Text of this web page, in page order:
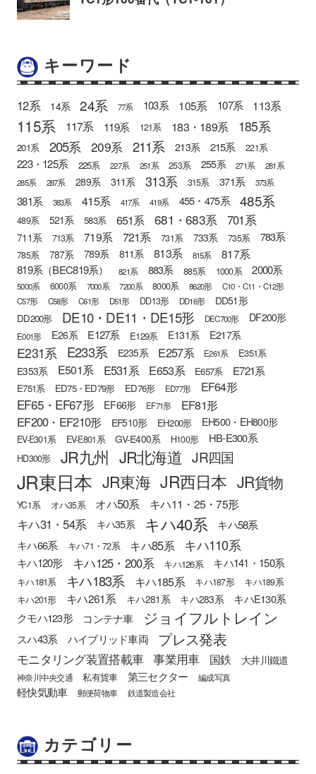
キーワード
12系 14系 24系 77系 103系 105系 107系 113系
115系 117系 119系 121系 183・189系 185系
201系 205系 209系 211系 213系 215系 221系
223・125系 225系 227系 251系 253系 255系 271系
281系
285系
287系 289系 311系 313系 315系 371系 373系
381系 383系 415系 417系 419系 455・475系 485系
489系 521系 583系 651系 681・683系 701系
711系 713系 719系 721系 731系 733系 735系 783系
785系 787系 789系 811系 813系 815系 817系
819系（BEC819系） 821系 883系 885系 1000系 2000系
5000系 6000系 7000系 7200系 8000系 8620形
C10・C11・C12形
C57形
C58形 C61形 D51形 DD13形 DD16形 DD51形
DD200形 DE10・DE11・DE15形 DEC700形 DF200形
E001形 E26系 E127系 E129系 E131系 E217系
E231系 E233系 E235系 E257系 E261系 E351系
E353系 E501系 E531系 E653系 E657系 E721系
E751系 ED75・ED79形 ED76形 ED77形 EF64形
EF65・EF67形 EF66形 EF71形
EF81形
EF200・EF210形
EF510形 EH200形 EH500・EH800形
EV-E301系 EV-E801系 GV-E400系 H100形 HB-E300系
HD300形 JR九州 JR北海道 JR四国
JR東日本 JR東海 JR西日本 JR貨物
YC1系 オハ35系 オハ50系 キハ11・25・75形
キハ31・54系 キハ35系 キハ40系 キハ58系
キハ66系 キハ71・72系 キハ85系 キハ110系
キハ120形 キハ125・200系 キハ126系 キハ141・150系
キハ181系 キハ183系 キハ185系 キハ187形
キハ189系
キハ201形
キハ261系 キハ281系 キハ283系
キハE130系
クモハ123形
コンテナ車 ジョイフルトレイン
スハ43系 ハイブリッド車両 プレス発表
モニタリング装置搭載車 事業用車 国鉄 大井川鐵道
神奈川中央交通 私有貨車 第三セクター 編成写真
軽快気動車 郵便荷物車 鉄道製造会社
カテゴリー